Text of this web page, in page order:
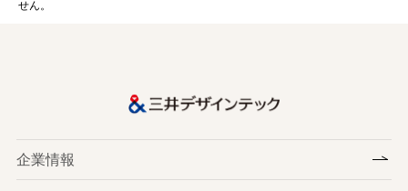
せん。
企業情報